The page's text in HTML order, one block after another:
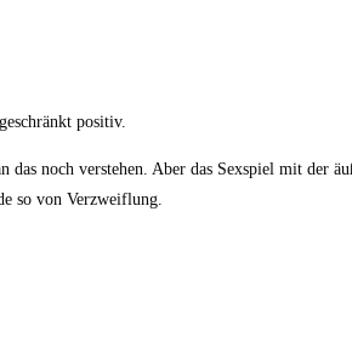
positiv.
noch verstehen. Aber das Sexspiel mit der
so von Verzweiflung.